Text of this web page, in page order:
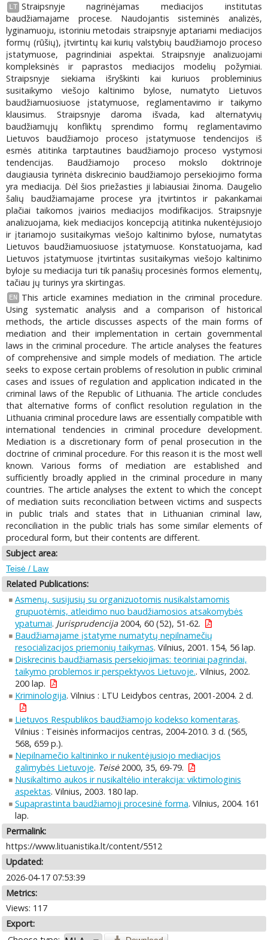
LT Straipsnyje nagrinėjamas mediacijos institutas
baudžiamajame procese. Naudojantis sisteminės analizės,
lyginamuoju, istoriniu metodais straipsnyje aptariami mediacijos
formų (rūšių), įtvirtintų kai kurių valstybių baudžiamojo proceso
įstatymuose, pagrindiniai aspektai. Straipsnyje analizuojami
kompleksinės ir paprastos mediacijos modelių požymiai.
Straipsnyje siekiama išryškinti kai kuriuos probleminius
susitaikymo viešojo kaltinimo bylose, numatyto Lietuvos
baudžiamuosiuose įstatymuose, reglamentavimo ir taikymo
klausimus. Straipsnyje daroma išvada, kad alternatyvių
baudžiamųjų konfliktų sprendimo formų reglamentavimo
Lietuvos baudžiamojo proceso įstatymuose tendencijos iš
esmės atitinka tarptautines baudžiamojo proceso vystymosi
tendencijas. Baudžiamojo proceso mokslo doktrinoje
daugiausia tyrinėta diskrecinio baudžiamojo persekiojimo forma
yra mediacija. Dėl šios priežasties ji labiausiai žinoma. Daugelio
šalių baudžiamajame procese yra įtvirtintos ir pakankamai
plačiai taikomos įvairios mediacijos modifikacijos. Straipsnyje
analizuojama, kiek mediacijos koncepciją atitinka nukentėjusiojo
ir įtariamojo susitaikymas viešojo kaltinimo bylose, numatytas
Lietuvos baudžiamuosiuose įstatymuose. Konstatuojama, kad
Lietuvos įstatymuose įtvirtintas susitaikymas viešojo kaltinimo
byloje su mediacija turi tik panašių procesinės formos elementų,
tačiau jų turinys yra skirtingas.
EN
This article examines mediation in the criminal procedure.
Using systematic analysis and a comparison of historical
methods, the article discusses aspects of the main forms of
mediation and their implementation in certain governmental
laws in the criminal procedure. The article analyses the features
of comprehensive and simple models of mediation. The article
seeks to expose certain problems of resolution in public criminal
cases and issues of regulation and application indicated in the
criminal laws of the Republic of Lithuania. The article concludes
that alternative forms of conflict resolution regulation in the
Lithuania criminal procedure laws are essentially compatible with
international tendencies in criminal procedure development.
Mediation is a discretionary form of penal prosecution in the
doctrine of criminal procedure. For this reason it is the most well
known. Various forms of mediation are established and
sufficiently broadly applied in the criminal procedure in many
countries. The article analyses the extent to which the concept
of mediation suits reconciliation between victims and suspects
in public trials and states that in Lithuanian criminal law,
reconciliation in the public trials has some similar elements of
procedural form, but their contents are different.
Subject area:
Teisė / Law
Related Publications:
Asmenų, susijusių su organizuotomis nusikalstamomis
grupuotėmis, atleidimo nuo baudžiamosios atsakomybės
ypatumai. Jurisprudencija2004, 60 (52), 51-62.
Baudžiamajame įstatyme numatytų nepilnamečių
resocializacijos priemonių taikymas. Vilnius, 2001. 154, 56 lap.
Diskrecinis baudžiamasis persekiojimas: teoriniai pagrindai,
taikymo problemos ir perspektyvos Lietuvoje.. Vilnius, 2002.
200 lap.
Kriminologija. Vilnius : LTU Leidybos centras, 2001-2004. 2 d.
Lietuvos Respublikos baudžiamojo kodekso komentaras.
Vilnius : Teisinės informacijos centras, 2004-2010. 3 d. (565,
568, 659 p.).
Nepilnamečio kaltininko ir nukentėjusiojo mediacijos
galimybės Lietuvoje. Teisė2000, 35, 69-79.
Nusikaltimo aukos ir nusikaltėlio interakcija: viktimologinis
aspektas. Vilnius, 2003. 180 lap.
Supaprastinta baudžiamoji procesinė forma. Vilnius, 2004. 161
lap.
Permalink:
https://www.lituanistika.lt/content/5512
Updated:
2026-04-17 07:53:39
Metrics:
Views: 117
Export: